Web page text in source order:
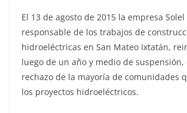
El 13 de agosto de 2015 la empresa
responsable de los trabajos de
hidroeléctricas en San Mateo Ixtatán,
luego de un año y medio de suspensión,
rechazo de la mayoría de comunidades
los proyectos hidroeléctricos.